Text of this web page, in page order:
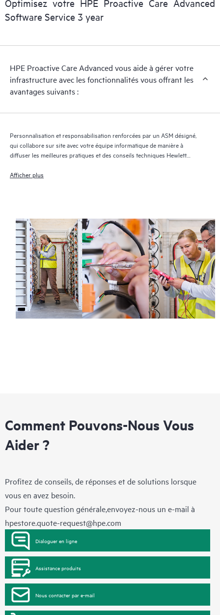
gérer le dossier et de vous communiquer des informations
régulières sur le dossier et sur l’avancement de la solution.
HPE Proactive Care Advanced utilise la technologie de support
données, ce qui permet d’accélérer la prise en charge et les
services. Pour bénéficier de ce service d’assistance, il est
impératif que la version la plus récente de Remote Support
Optimisez votre HPE Proactive Care Advanced
Software Service 3 year
HPE Proactive Care Advanced vous aide à gérer votre
infrastructure avec les fonctionnalités vous offrant les
avantages suivants :
Personnalisation et responsabilisation renforcées par un ASM désigné,
qui collabore sur site avec votre équipe informatique de manière à
diffuser les meilleures pratiques et des conseils techniques Hewlett
Afficher plus
Comment Pouvons-Nous Vous
Aider ?
Profitez de conseils, de réponses et de solutions lorsque
vous en avez besoin.
Pour toute question générale,envoyez-nous un e-mail à
hpestore.quote-request@hpe.com
Dialoguer en ligne
Assistance produits
Nous contacter par e-mail